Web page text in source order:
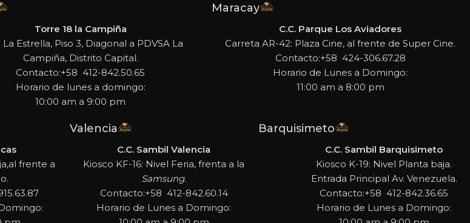
Torre 18 la Campiña
La Estrella, Piso 3, Diagonal a PDVSA La
Campiña, Distrito Capital.
Contacto:+58 412-842.50.65
Horario de lunes a domingo:
10:00 am a 9:00 pm
Maracay
C.C. Parque Los Aviadores
Carreta AR-42: Plaza Cine, al frente de Super Cine.
Contacto:+58 424-306.67.28
Horario de Lunes a Domingo:
11:00 am a 8:00 pm
frente a
Valencia
C.C. Sambil Valencia
Kiosco KF-16: Nivel Feria, frenta a la
Samsung.
Contacto:+58 412-842.60.14
Horario de Lunes a Domingo:
Barquisimeto
C.C. Sambil Barquisimeto
Kiosco K-19: Nivel Planta baja.
Entrada Principal Av. Venezuela.
Contacto:+58 412-842.36.65
Horario de Lunes a Domingo: